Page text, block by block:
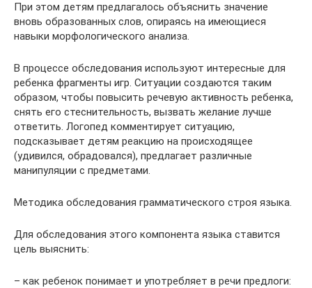
При этом детям предлагалось объяснить значение
вновь образованных слов, опираясь на имеющиеся
навыки морфологического анализа.
В процессе обследования используют интересные для
ребенка фрагменты игр. Ситуации создаются таким
образом, чтобы повысить речевую активность ребенка,
снять его стеснительность, вызвать желание лучше
ответить. Логопед комментирует ситуацию,
подсказывает детям реакцию на происходящее
(удивился, обрадовался), предлагает различные
манипуляции с предметами.
Методика обследования грамматического строя языка.
Для обследования этого компонента языка ставится
цель выяснить:
– как ребенок понимает и употребляет в речи предлоги: